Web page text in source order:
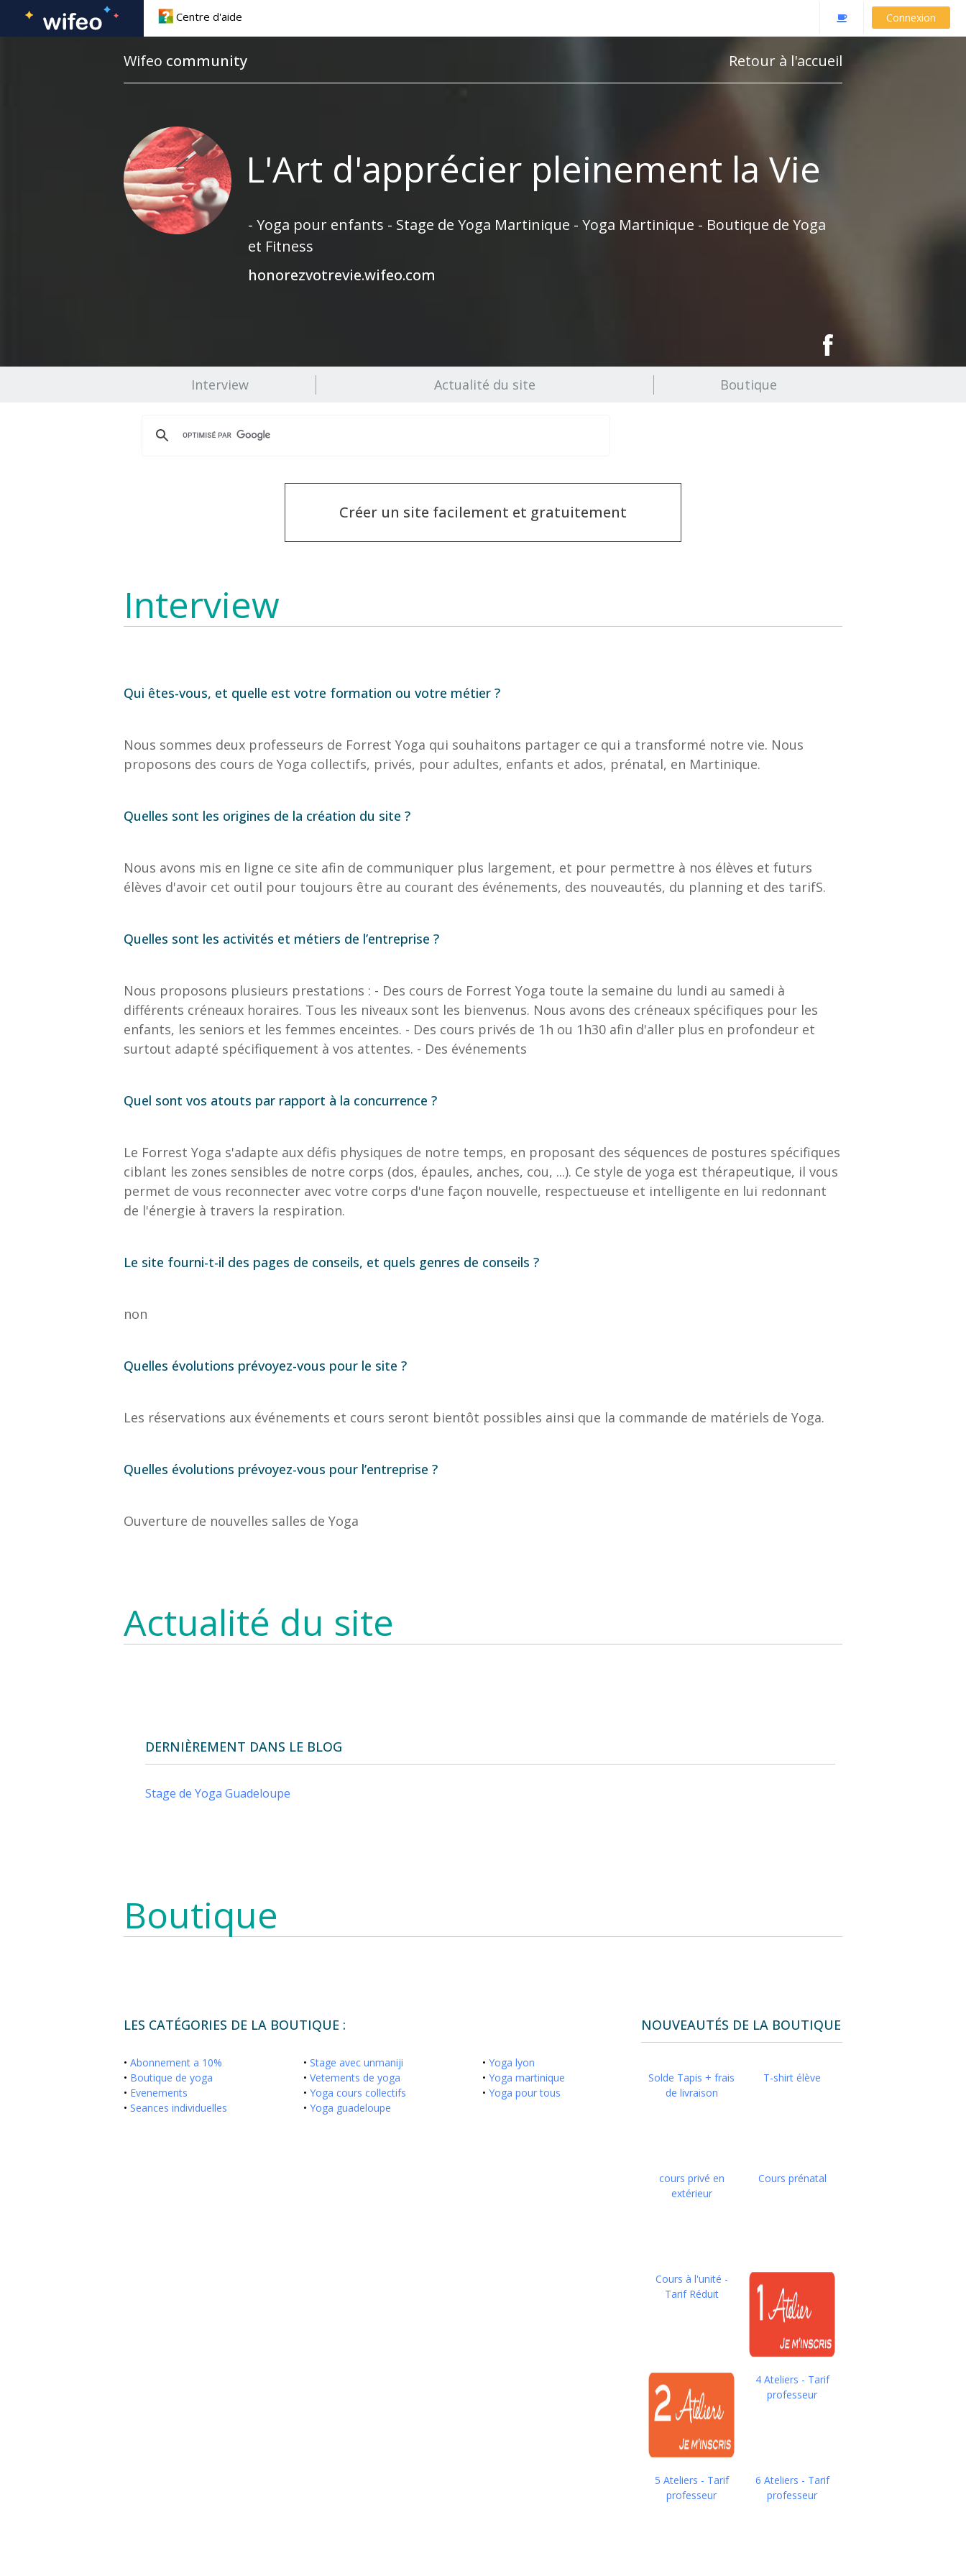
Centre d'aide
Lexiques
Blog
Connexion
Wifeo community Retour à l'accueil
L'Art d'apprécier pleinement la Vie
- Yoga pour enfants - Stage de Yoga Martinique - Yoga Martinique - Boutique de Yoga
et Fitness
honorezvotrevie.wifeo.com
Interview Actualité du site Boutique
Créer un site facilement et gratuitement
Interview
Qui êtes-vous, et quelle est votre formation ou votre métier ?
Nous sommes deux professeurs de Forrest Yoga qui souhaitons partager ce qui a transformé notre vie. Nous
proposons des cours de Yoga collectifs, privés, pour adultes, enfants et ados, prénatal, en Martinique.
Quelles sont les origines de la création du site ?
Nous avons mis en ligne ce site afin de communiquer plus largement, et pour permettre à nos élèves et futurs
élèves d'avoir cet outil pour toujours être au courant des événements, des nouveautés, du planning et des tarifS.
Quelles sont les activités et métiers de l’entreprise ?
Nous proposons plusieurs prestations : - Des cours de Forrest Yoga toute la semaine du lundi au samedi à
différents créneaux horaires. Tous les niveaux sont les bienvenus. Nous avons des créneaux spécifiques pour les
enfants, les seniors et les femmes enceintes. - Des cours privés de 1h ou 1h30 afin d'aller plus en profondeur et
surtout adapté spécifiquement à vos attentes. - Des événements
Quel sont vos atouts par rapport à la concurrence ?
Le Forrest Yoga s'adapte aux défis physiques de notre temps, en proposant des séquences de postures spécifiques
ciblant les zones sensibles de notre corps (dos, épaules, anches, cou, ...). Ce style de yoga est thérapeutique, il vous
permet de vous reconnecter avec votre corps d'une façon nouvelle, respectueuse et intelligente en lui redonnant
de l'énergie à travers la respiration.
Le site fourni-t-il des pages de conseils, et quels genres de conseils ?
non
Quelles évolutions prévoyez-vous pour le site ?
Les réservations aux événements et cours seront bientôt possibles ainsi que la commande de matériels de Yoga.
Quelles évolutions prévoyez-vous pour l’entreprise ?
Ouverture de nouvelles salles de Yoga
Actualité du site
DERNIÈREMENT DANS LE BLOG
Stage de Yoga Guadeloupe
Boutique
LES CATÉGORIES DE LA BOUTIQUE :
• Abonnement a 10%
• Boutique de yoga
• Evenements
• Seances individuelles
• Stage avec unmaniji
• Vetements de yoga
• Yoga cours collectifs
• Yoga guadeloupe
• Yoga lyon
• Yoga martinique
• Yoga pour tous
NOUVEAUTÉS DE LA BOUTIQUE
Solde Tapis + frais
de livraison
T-shirt élève
cours privé en
extérieur
Cours prénatal
Cours à l'unité -
Tarif Réduit
4 Ateliers - Tarif
professeur
5 Ateliers - Tarif
professeur
6 Ateliers - Tarif
professeur